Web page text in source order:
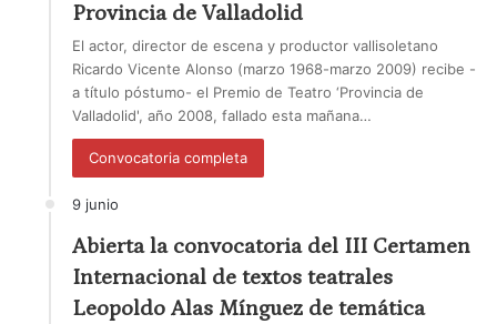
Provincia de Valladolid
El actor, director de escena y productor vallisoletano
Ricardo Vicente Alonso (marzo 1968-marzo 2009) recibe -
a título póstumo- el Premio de Teatro ‘Provincia de
Valladolid', año 2008, fallado esta mañana…
Convocatoria completa
9 junio
Abierta la convocatoria del III Certamen
Internacional de textos teatrales
Leopoldo Alas Mínguez de temática